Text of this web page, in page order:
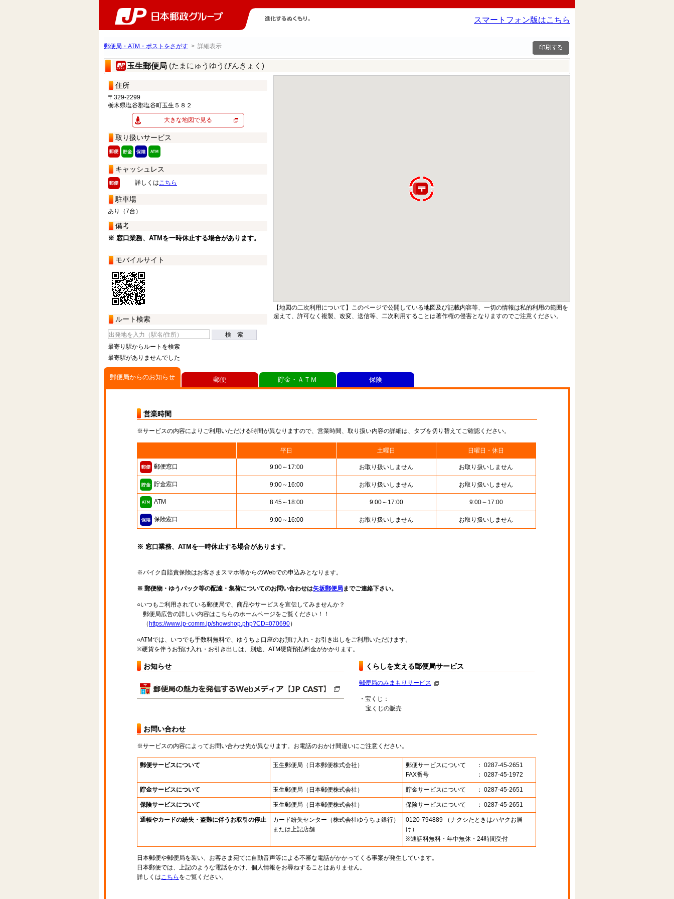
スマートフォン版はこちら
郵便局・ATM・ポストをさがす > 詳細表示
玉生郵便局 (たまにゅうゆうびんきょく)
住所
〒329-2299
栃木県塩谷郡塩谷町玉生５８２
大きな地図で見る
取り扱いサービス
キャッシュレス
詳しくはこちら
駐車場
あり（7台）
備考
※ 窓口業務、ATMを一時休止する場合があります。
モバイルサイト
ルート検索
検 索
最寄り駅からルートを検索
最寄駅がありませんでした
【地図の二次利用について】このページで公開している地図及び記載内容等、一切の情報は私的利用の範囲を
超えて、許可なく複製、改変、送信等、二次利用することは著作権の侵害となりますのでご注意ください。
郵便局からのお知らせ
営業時間
※サービスの内容によりご利用いただける時間が異なりますので、営業時間、取り扱い内容の詳細は、タブを切り替えてご確認ください。
平日 土曜日 日曜日・休日
郵便窓口 9:00～17:00 お取り扱いしません お取り扱いしません
貯金窓口 9:00～16:00 お取り扱いしません お取り扱いしません
ATM 8:45～18:00 9:00～17:00 9:00～17:00
保険窓口 9:00～16:00 お取り扱いしません お取り扱いしません
※ 窓口業務、ATMを一時休止する場合があります。
※バイク自賠責保険はお客さまスマホ等からのWebでの申込みとなります。
※ 郵便物・ゆうパック等の配達・集荷についてのお問い合わせは矢坂郵便局までご連絡下さい。
○いつもご利用されている郵便局で、商品やサービスを宣伝してみませんか？
郵便局広告の詳しい内容はこちらのホームページをご覧ください！！
（ https://www.jp-comm.jp/showshop.php?CD=070690）
○ATMでは、いつでも手数料無料で、ゆうちょ口座のお預け入れ・お引き出しをご利用いただけます。
※硬貨を伴うお預け入れ・お引き出しは、別途、ATM硬貨預払料金がかかります。
お知らせ くらしを支える郵便局サービス
郵便局のみまもりサービス
・宝くじ：
宝くじの販売
お問い合わせ
※サービスの内容によってお問い合わせ先が異なります。お電話のおかけ間違いにご注意ください。
郵便サービスについて 玉生郵便局 （日本郵便株式会社） 郵便サービスについて
： 0287-45-2651
FAX番号
： 0287-45-1972
貯金サービスについて 玉生郵便局 （日本郵便株式会社） 貯金サービスについて ： 0287-45-2651
保険サービスについて 玉生郵便局 （日本郵便株式会社） 保険サービスについて ： 0287-45-2651
通帳やカードの紛失・盗難に伴うお取引の停止 カード紛失センター （株式会社ゆうちょ銀行）
または上記店舗
0120-794889 （ナクシたときはハヤクお届
け）
※通話料無料・年中無休・24時間受付
日本郵便や郵便局を装い、お客さま宛てに自動音声等による不審な電話がかかってくる事案が発生しています。
日本郵便では、上記のような電話をかけ、個人情報をお尋ねすることはありません。
詳しくはこちら をご覧ください。
郵便 貯金・ＡＴＭ 保険